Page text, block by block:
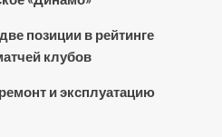
позиции в рейтинге
клубов
и эксплуатацию